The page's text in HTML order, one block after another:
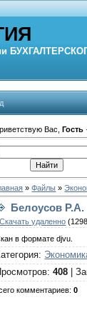
Вас ,Гость ·
»Файлы »
Белоусов
Скачать удаленно
в формате djvu.
:
:408 |
комментариев:0